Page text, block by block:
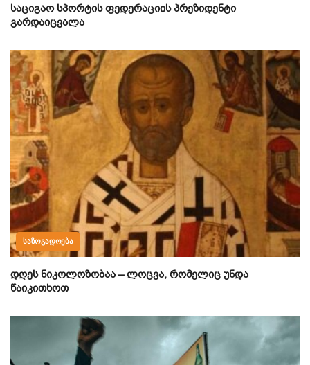
საციგაო სპორტის ფედერაციის პრეზიდენტი
გარდაიცვალა
ᲡᲐᲖᲝᲒᲐᲓᲝᲔᲑᲐ
დღეს ნიკოლოზობაა – ლოცვა, რომელიც უნდა
წაიკითხოთ